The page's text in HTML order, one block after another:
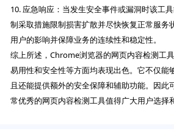
10. 应急响应：当发生安全事件或漏洞时该工
制采取措施限制损害扩散并尽快恢复正常服务
用户的影响并保障业务的连续性和稳定性。
综上所述，Chrome浏览器的网页内容检测工
易用性和安全性等方面均表现出色。它不仅能
且还能提供额外的安全保障和辅助功能。因此
常优秀的网页内容检测工具值得广大用户选择